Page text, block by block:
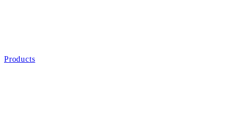
Products